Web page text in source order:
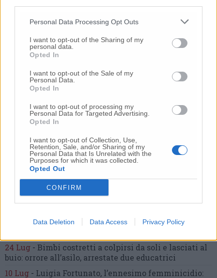
Personal Data Processing Opt Outs
I want to opt-out of the Sharing of my
personal data.
Opted In
I want to opt-out of the Sale of my
Personal Data.
Opted In
I want to opt-out of processing my
Personal Data for Targeted Advertising.
Opted In
I want to opt-out of Collection, Use,
Retention, Sale, and/or Sharing of my
Personal Data that Is Unrelated with the
Purposes for which it was collected.
Opted Out
CONFIRM
Data Deletion Data Access Privacy Policy
© RIPRODUZIONE RISERVATA
Commenti
Nessun commento presente
Commenta
Commenta l'articolo
24 Lug - Bimbi costretti a colpirsi da soli e lasciati al
buio: orrore all’asilo, arrestate due educatrici
10 Lug - Luigia Fortunato, l’ennesimo femminicidio: